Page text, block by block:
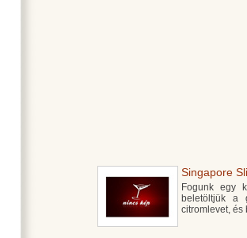
Singapore
Fogunk egy
beletöltjük a
citromlevet, és